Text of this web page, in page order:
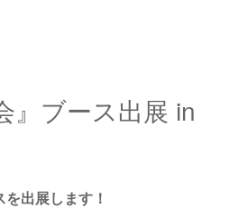
』ブース出展 in
出展します！